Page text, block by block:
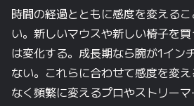
時間の経過とともに感度を変える
い。新しいマウスや新しい椅子を
は変化する。成長期なら腕が1イン
ない。これらに合わせて感度を変
なく頻繁に変えるプロやストリー